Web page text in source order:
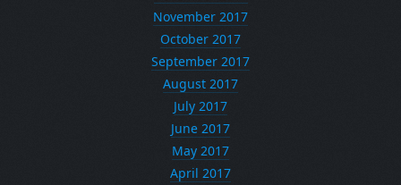
November 2017
October 2017
September 2017
August 2017
July 2017
June 2017
May 2017
April 2017